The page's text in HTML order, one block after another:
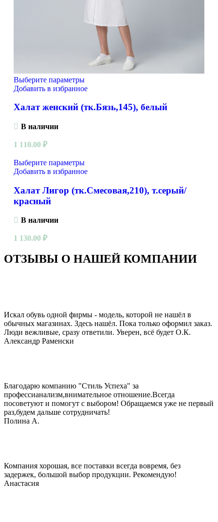
Выберите параметры
Добавить в избранное
Халат женский (тк.Бязь,145), белый
В наличии
1 110.00 ₽
Выберите параметры
Добавить в избранное
Халат Лигор (тк.Смесовая,210), т.серый/
красный
В наличии
1 130.00 ₽
ОТЗЫВЫ О НАШЕЙ КОМПАНИИ
Искал обувь одной фирмы - модель, которой не нашёл в
обычных магазинах. Здесь нашёл. Пока только оформил заказ.
Люди вежливые, сразу ответили. Уверен, всё будет О.К.
Александр Раменски
Благодарю компанию "Стиль Успеха" за
профессианализм,внимательное отношение.Всегда
посоветуют и помогут с выбором! Обращаемся уже не первый
раз,будем дальше сотрудничать!
Полина А.
Компания хорошая, все поставки всегда вовремя, без
задержек, большой выбор продукции. Рекомендую!
Анастасия